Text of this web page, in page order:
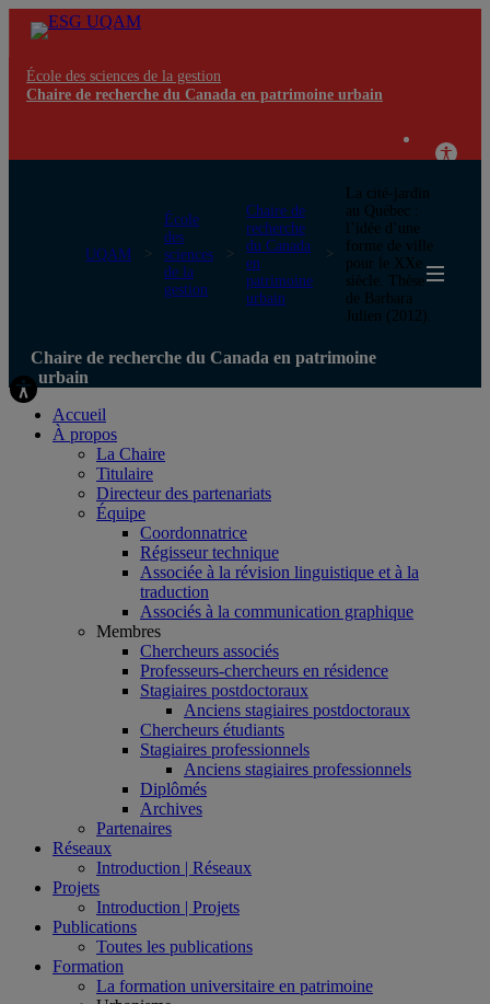
École des sciences de la gestion
Chaire de recherche du Canada en patrimoine urbain
UQAM
École
des
sciences
de la
gestion
Chaire de
recherche
du Canada
en
patrimoine
urbain
La cité-jardin
au Québec :
l’idée d’une
forme de ville
pour le XXe
siècle. Thèse
de Barbara
Julien (2012).
Chaire de recherche du Canada en patrimoine
urbain
Accueil
À propos
La Chaire
Titulaire
Directeur des partenariats
Équipe
Coordonnatrice
Régisseur technique
Associée à la révision linguistique et à la
traduction
Associés à la communication graphique
Membres
Chercheurs associés
Professeurs-chercheurs en résidence
Stagiaires postdoctoraux
Anciens stagiaires postdoctoraux
Chercheurs étudiants
Stagiaires professionnels
Anciens stagiaires professionnels
Diplômés
Archives
Partenaires
Réseaux
Introduction | Réseaux
Projets
Introduction | Projets
Publications
Toutes les publications
Formation
La formation universitaire en patrimoine